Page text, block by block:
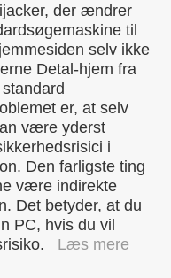
der ændrer
til
selv ikke
Detal-hjem fra
er, at selv
være yderst
i
Den farligste ting
være indirekte
Det betyder, at du
PC, hvis du vil
Læs mere